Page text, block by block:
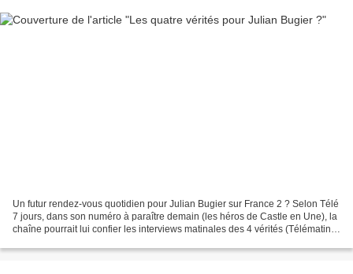
Un futur rendez-vous quotidien pour Julian Bugier sur France 2 ? Selon Télé
7 jours, dans son numéro à paraître demain (les héros de Castle en Une), la
chaîne pourrait lui confier les interviews matinales des 4 vérités (Télématin).